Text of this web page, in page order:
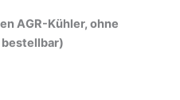
AGR-Kühler, ohne